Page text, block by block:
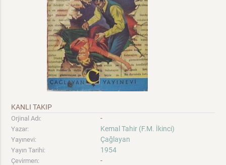
KANLI TAKIP
Orjinal Adı: -
Yazar: Kemal Tahir (F.M. İkinci)
Yayınevi: Çağlayan
Yayın Tarihi: 1954
Çevirmen: -